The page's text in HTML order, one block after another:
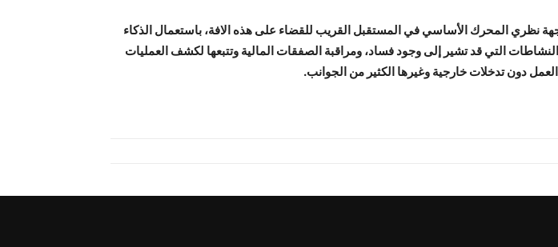
نظري المحرك الأساسي في المستقبل القريب للقضاء على هذه الافة، باستعمال الذكاء
التي قد تشير إلى وجود فساد، ومراقبة الصفقات المالية وتتبعها لكشف العمليات
دون تدخلات خارجية وغيرها الكثير من الجوانب.